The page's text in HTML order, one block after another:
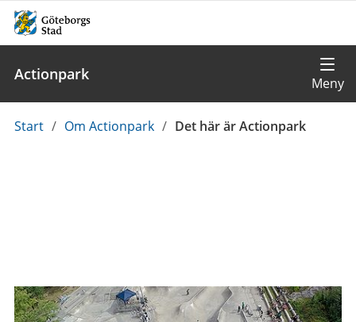
Actionpark
Du
Start / Om Actionpark / Det här är Actionpark